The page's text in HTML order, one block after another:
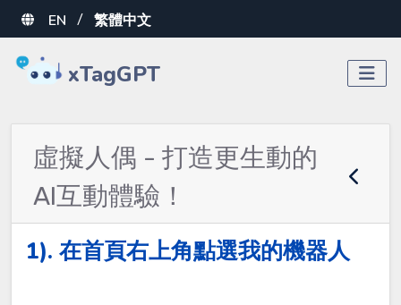
EN / 繁體中文
xTagGPT
虛擬人偶 - 打造更生動的
AI互動體驗！
1). 在首頁右上角點選我的機器人